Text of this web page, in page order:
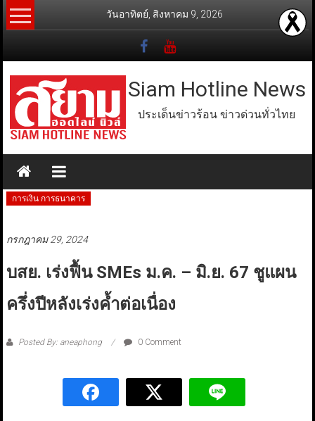
Skip
to
วันอาทิตย์, สิงหาคม 9, 2026
Siam Hotline News
ประเด็นข่าวร้อน ข่าวด่วนทั่วไทย
การเงิน การธนาคาร
กรกฎาคม 29, 2024
บสย. เร่งฟื้น SMEs ม.ค. – มิ.ย. 67 ชูแผน
ครึ่งปีหลังเร่งค้ำต่อเนื่อง
Posted By: aneaphong 0 Comment